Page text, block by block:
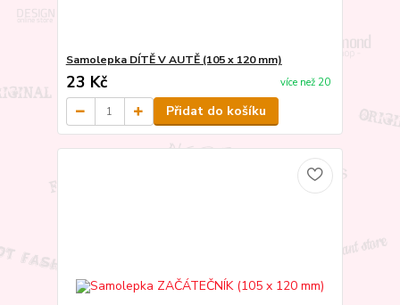
Samolepka DÍTĚ V AUTĚ (105 x 120 mm)
23 Kč více než 20
Přidat do košíku